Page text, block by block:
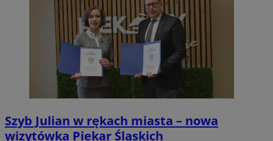
Szyb Julian w rękach miasta – nowa
wizytówka Piekar Śląskich